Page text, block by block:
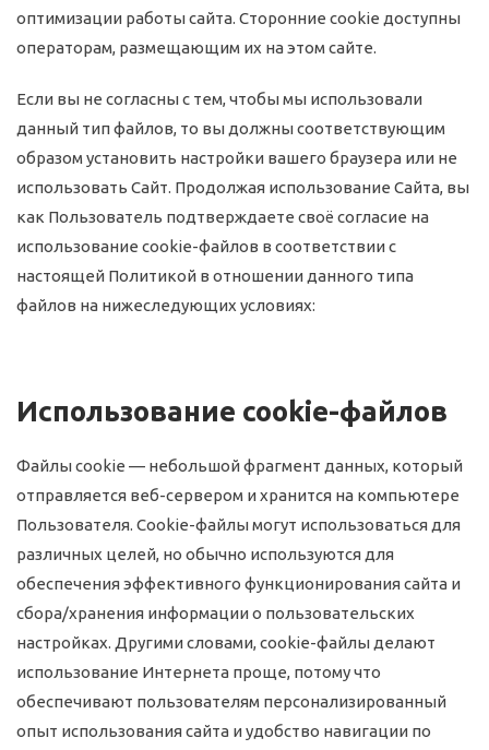
оптимизации работы сайта. Сторонние cookie доступны
операторам, размещающим их на этом сайте.
Если вы не согласны с тем, чтобы мы использовали
данный тип файлов, то вы должны соответствующим
образом установить настройки вашего браузера или не
использовать Сайт. Продолжая использование Сайта, вы
как Пользователь подтверждаете своё согласие на
использование cookie-файлов в соответствии с
настоящей Политикой в отношении данного типа
файлов на нижеследующих условиях:
Использование cookie-файлов
Файлы cookie — небольшой фрагмент данных, который
отправляется веб-сервером и хранится на компьютере
Пользователя. Cookie-файлы могут использоваться для
различных целей, но обычно используются для
обеспечения эффективного функционирования сайта и
сбора/хранения информации о пользовательских
настройках. Другими словами, cookie-файлы делают
использование Интернета проще, потому что
обеспечивают пользователям персонализированный
опыт использования сайта и удобство навигации по